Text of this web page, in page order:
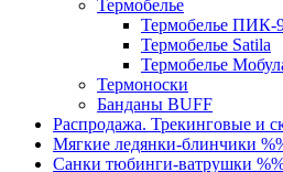
Термобелье
Термобелье ПИК-
Термобелье Satila
Термобелье
Термоноски
Банданы BUFF
Распродажа. Трекинговые и
Мягкие ледянки-блинчики
Санки тюбинги-ватрушки